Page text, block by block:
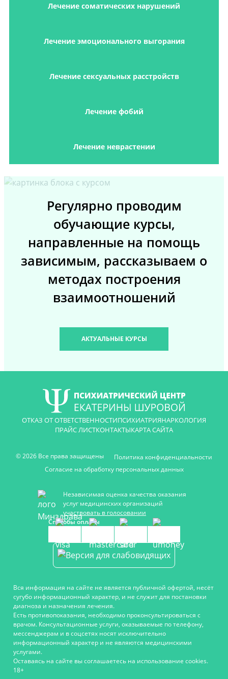
Лечение соматических нарушений
Лечение эмоционального выгорания
Лечение сексуальных расстройств
Лечение фобий
Лечение неврастении
Регулярно проводим
обучающие курсы,
направленные на помощь
зависимым, рассказываем о
методах построения
взаимоотношений
АКТУАЛЬНЫЕ КУРСЫ
ОТКАЗ ОТ ОТВЕТСТВЕННОСТИПСИХИАТРИЯНАРКОЛОГИЯ
ПРАЙС ЛИСТКОНТАКТЫКАРТА САЙТА
© 2026 Все права защищены
Политика конфиденциальности
Согласие на обработку персональных данных
Независимая оценка качества оказания
услуг медицинских организаций
участвовать в голосовании
Способы оплаты
Вся информация на сайте не является публичной офертой, несёт
сугубо информационный характер, и не служит для постановки
диагноза и назначения лечения.
Есть противопоказания, необходимо проконсультироваться с
врачом. Консультационные услуги, оказываемые по телефону,
мессенджерам и в соцсетях носят исключительно
информационный характер и не являются медицинскими
услугами.
Оставаясь на сайте вы соглашаетесь на использование cookies.
18+